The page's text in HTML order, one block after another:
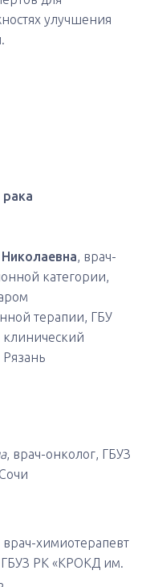
улучшения
рака
, врач-
категории,
терапии, ГБУ
клинический
Рязань
, врач-онколог, ГБУЗ
врач-химиотерапевт
ГБУЗ РК «КРОКД им.